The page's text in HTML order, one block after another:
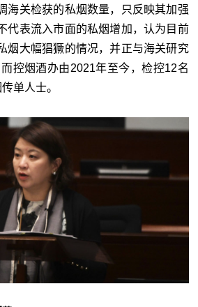
海关检获的私烟数量，只反映其加强
代表流入市面的私烟增加，认为目前
烟大幅猖獗的情况，并正与海关研究
控烟酒办由2021年至今，检控12名
单人士。